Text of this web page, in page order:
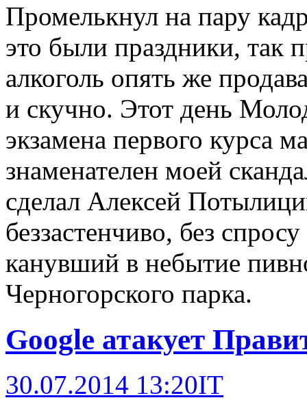
Промелькнул на пару
это были праздники, так
алкоголь опять же
и скучно. Этот день
экзамена первого курса
знаменателен моей
сделал Алексей
беззастенчиво, без
канувший в небытие
Черногорского парка.
Google атакует
30.07.2014 13:20IT